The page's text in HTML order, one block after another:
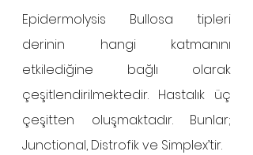
Epidermolysis Bullosa tipleri
derinin hangi katmanını
etkilediğine bağlı olarak
çeşitlendirilmektedir. Hastalık üç
çeşitten oluşmaktadır. Bunlar;
Junctional, Distrofik ve Simplex’tir.